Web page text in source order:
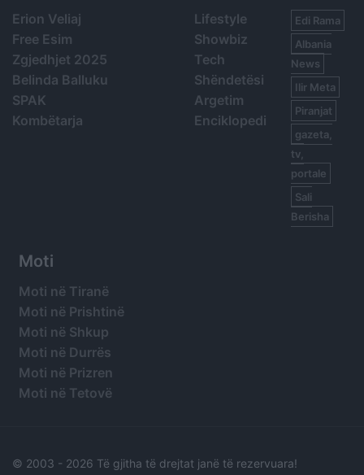
Erion Veliaj
Free Esim
Zgjedhjet 2025
Belinda Balluku
SPAK
Kombëtarja
Lifestyle
Showbiz
Tech
Shëndetësi
Argetim
Enciklopedi
Edi Rama
Albania
News
Ilir Meta
Piranjat
gazeta,
tv,
portale
Sali
Berisha
Moti
Moti në Tiranë
Moti në Prishtinë
Moti në Shkup
Moti në Durrës
Moti në Prizren
Moti në Tetovë
© 2003 - 2026 Të gjitha të drejtat janë të rezervuara!